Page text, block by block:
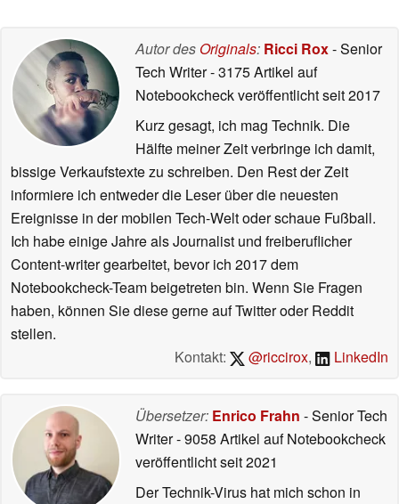
Autor des Originals: Ricci Rox- Senior
Tech Writer- 3175 Artikel auf
Notebookcheck veröffentlichtseit 2017
Kurz gesagt, ich mag Technik. Die
Hälfte meiner Zeit verbringe ich damit,
bissige Verkaufstexte zu schreiben. Den Rest der Zeit
informiere ich entweder die Leser über die neuesten
Ereignisse in der mobilen Tech-Welt oder schaue Fußball.
Ich habe einige Jahre als Journalist und freiberuflicher
Content-writer gearbeitet, bevor ich 2017 dem
Notebookcheck-Team beigetreten bin. Wenn Sie Fragen
haben, können Sie diese gerne auf Twitter oder Reddit
stellen.
Kontakt:
@riccirox, LinkedIn
Übersetzer: Enrico Frahn - Senior Tech
Writer- 9058 Artikel auf Notebookcheck
veröffentlichtseit 2021
Der Technik-Virus hat mich schon in